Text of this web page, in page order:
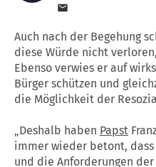
Auch nach der Begehung
diese Würde nicht
Ebenso verwies er auf
Bürger schützen und
die Möglichkeit der
„Deshalb haben Papst
immer wieder betont,
und die Anforderungen